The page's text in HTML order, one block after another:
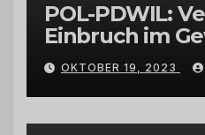
POL-PDWIL:
Einbruch im
Wittlich
OKTOBER 19, 2023